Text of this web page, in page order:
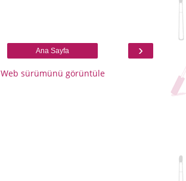
›
Ana Sayfa
Web sürümünü görüntüle